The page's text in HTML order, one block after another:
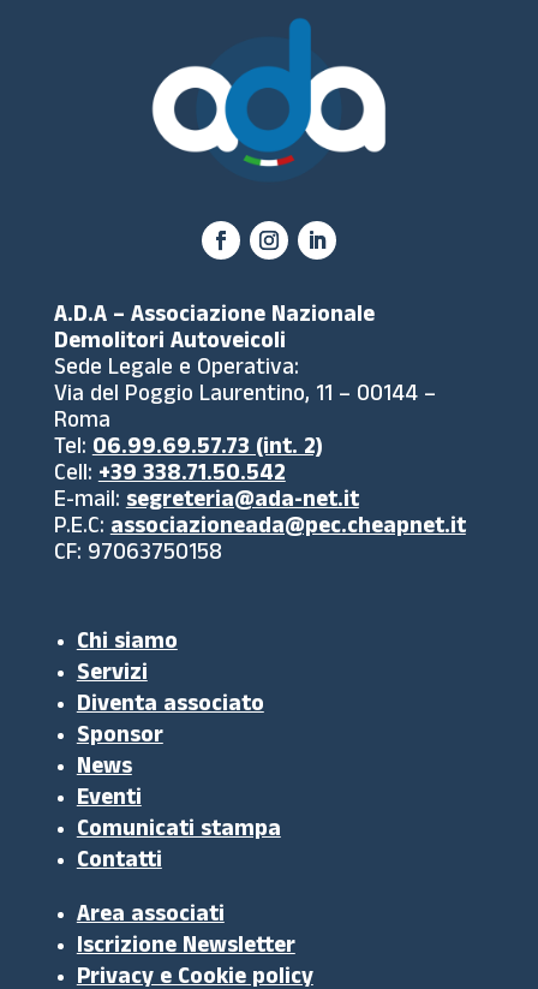
A.D.A – Associazione Nazionale
Demolitori Autoveicoli
Sede Legale e Operativa:
Via del Poggio Laurentino, 11 – 00144 –
Roma
Tel:06.99.69.57.73 (int. 2)
Cell:+39 338.71.50.542
E-mail:segreteria@ada-net.it
P.E.C:associazioneada@pec.cheapnet.it
CF: 97063750158
Chi siamo
Servizi
Diventa associato
Sponsor
News
Eventi
Comunicati stampa
Contatti
Area associati
Iscrizione Newsletter
Privacy e Cookie policy